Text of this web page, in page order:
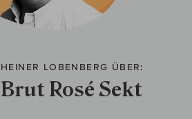
HEINER LOBENBERG ÜBER:
Brut Rosé Sekt